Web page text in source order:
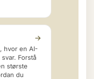
→
hvor en AI-
Forstå
største
du